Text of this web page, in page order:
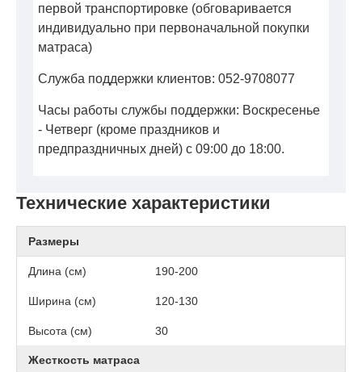
Технические характеристики
Размеры
Длина (см) 190-200
Ширина (см) 120-130
Высота (см) 30
Жесткость матраса
первой транспортировке (обговаривается
индивидуально при первоначальной покупки
матраса)
Служба поддержки клиентов: 052-9708077
Часы работы службы поддержки: Воскресенье
- Четверг (кроме праздников и
предпраздничных дней) с 09:00 до 18:00.